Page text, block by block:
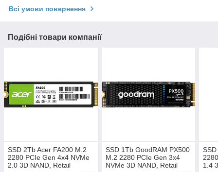
Всі умови повернення
Подібні товари компанії
SSD 2Tb Acer FA200 M.2
2280 PCIe Gen 4x4 NVMe
2.0 3D NAND, Retail
SSD 1Tb GoodRAM PX500
M.2 2280 PCIe Gen 3x4
NVMe 3D NAND, Retail
1.4